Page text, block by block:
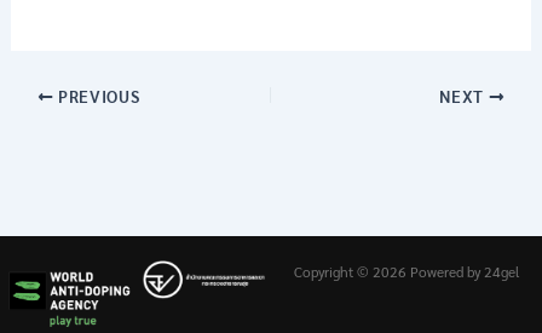
PREVIOUS NEXT
Copyright © 2026 Powered by 24gel